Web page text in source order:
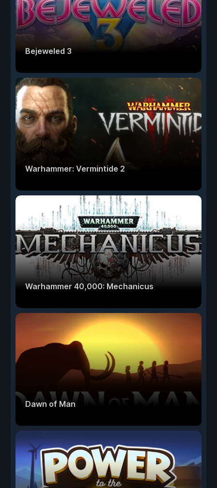
Bejeweled 3
Warhammer: Vermintide 2
Warhammer 40,000: Mechanicus
Dawn of Man